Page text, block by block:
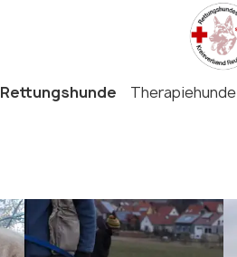
Rettungshunde Therapiehunde